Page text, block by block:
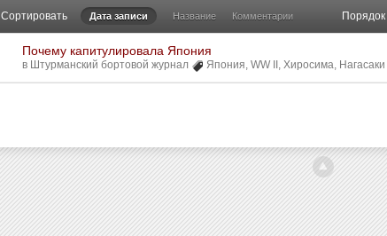
Сортировать Дата записи Название Комментарии Порядок
Почему капитулировала Япония
в Штурманский бортовой журнал Япония,WW II ,Хиросима, Нагасаки